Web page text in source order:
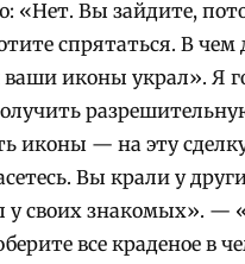
«Нет. Вы зайдите,
спрятаться. В
иконы украл». Я
иконы — на эту
Вы крали у
у своих знакомых». —
все краденое в